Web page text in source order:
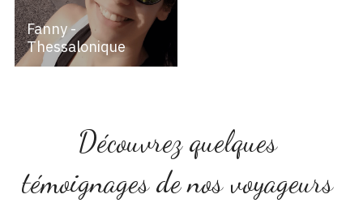
Fanny -
Thessalonique
Découvrez quelques
témoignages de nos voyageurs